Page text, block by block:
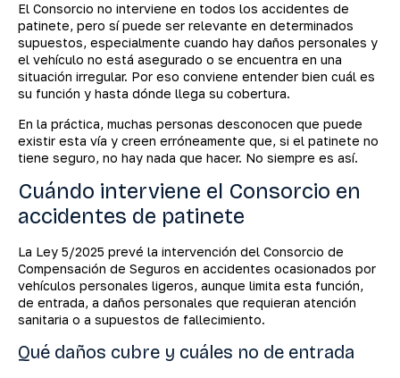
El Consorcio no interviene en todos los accidentes de
patinete, pero sí puede ser relevante en determinados
supuestos, especialmente cuando hay daños personales y
el vehículo no está asegurado o se encuentra en una
situación irregular. Por eso conviene entender bien cuál es
su función y hasta dónde llega su cobertura.
En la práctica, muchas personas desconocen que puede
existir esta vía y creen erróneamente que, si el patinete no
tiene seguro, no hay nada que hacer. No siempre es así.
Cuándo interviene el Consorcio en
accidentes de patinete
La Ley 5/2025 prevé la intervención del Consorcio de
Compensación de Seguros en accidentes ocasionados por
vehículos personales ligeros, aunque limita esta función,
de entrada, a daños personales que requieran atención
sanitaria o a supuestos de fallecimiento.
Qué daños cubre y cuáles no de entrada